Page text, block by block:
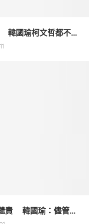
韓國瑜柯文哲都不...
責 韓國瑜：儘管...